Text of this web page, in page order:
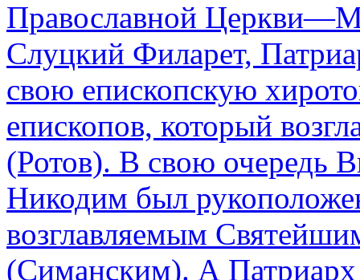
Православной
Слуцкий Филарет,
свою епископскую
епископов, который
(Ротов). В свою очередь
Никодим был
возглавляемым
(Симанским). А Патриарх